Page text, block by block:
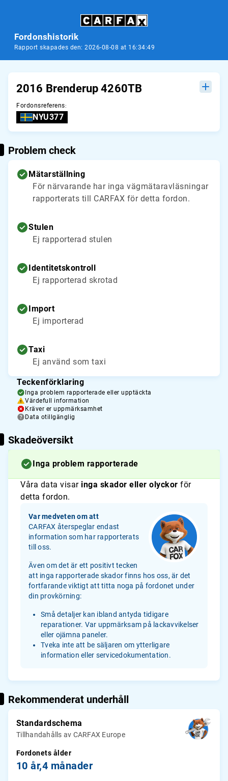
Fordonshistorik
Rapport skapades den: 2026-08-08 at 16:34:49
2016 Brenderup 4260TB
Fordonsreferens:
NYU377
Problem check
Mätarställning
För närvarande har inga vägmätaravläsningar
rapporterats till CARFAX för detta fordon.
Stulen
Ej rapporterad stulen
Identitetskontroll
Ej rapporterad skrotad
Import
Ej importerad
Taxi
Ej använd som taxi
Teckenförklaring
Inga problem rapporterade eller upptäckta
Värdefull information
Kräver er uppmärksamhet
Data otillgänglig
Skadeöversikt
Inga problem rapporterade
Våra data visar inga skador eller olyckor för
detta fordon.
Var medveten om att
CARFAX återspeglar endast
information som har rapporterats
till oss.
Även om det är ett positivt tecken
att inga rapporterade skador finns hos oss, är det
fortfarande viktigt att titta noga på fordonet under
din provkörning:
Små detaljer kan ibland antyda tidigare
reparationer. Var uppmärksam på lackavvikelser
eller ojämna paneler.
Tveka inte att be säljaren om ytterligare
information eller servicedokumentation.
Rekommenderat underhåll
Standardschema
Tillhandahålls av CARFAX Europe
Fordonets ålder
10 år,4 månader